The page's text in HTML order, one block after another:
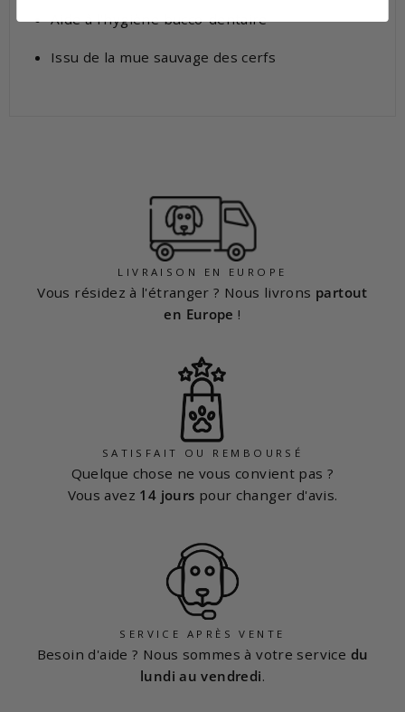
Aide à l'hygiène bucco-dentaire
Issu de la mue sauvage des cerfs
LIVRAISON EN EUROPE
Vous résidez à l'étranger ? Nous livrons partout
en Europe !
SATISFAIT OU REMBOURSÉ
Quelque chose ne vous convient pas ?
Vous avez 14 jours pour changer d'avis.
SERVICE APRÈS VENTE
Besoin d'aide ? Nous sommes à votre service du
lundi au vendredi.